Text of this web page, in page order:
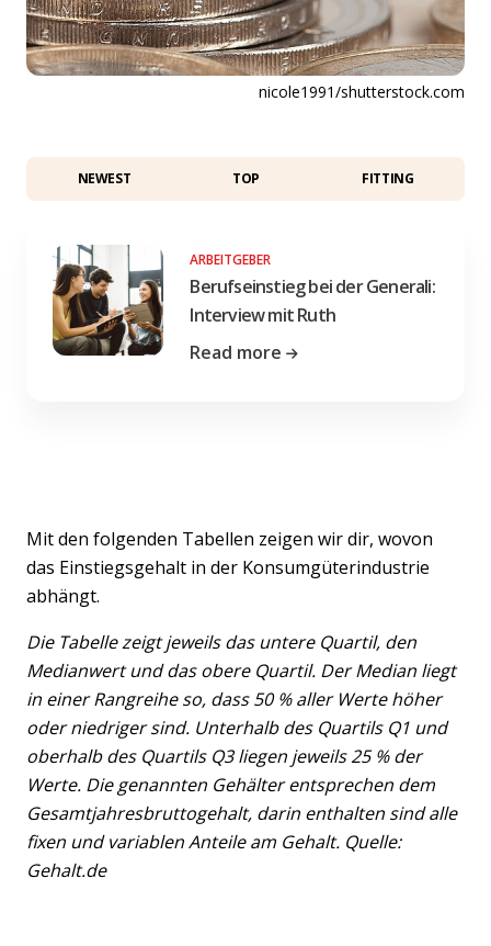
nicole1991/shutterstock.com
NEWEST TOP FITTING
ARBEITGEBER
Berufseinstieg bei der Generali:
Interview mit Ruth
Read more
Mit den folgenden Tabellen zeigen wir dir, wovon
das Einstiegsgehalt in der Konsumgüterindustrie
abhängt.
Die Tabelle zeigt jeweils das untere Quartil, den
Medianwert und das obere Quartil. Der Median liegt
in einer Rangreihe so, dass 50 % aller Werte höher
oder niedriger sind. Unterhalb des Quartils Q1 und
oberhalb des Quartils Q3 liegen jeweils 25 % der
Werte. Die genannten Gehälter entsprechen dem
Gesamtjahresbruttogehalt, darin enthalten sind alle
fixen und variablen Anteile am Gehalt. Quelle:
Gehalt.de